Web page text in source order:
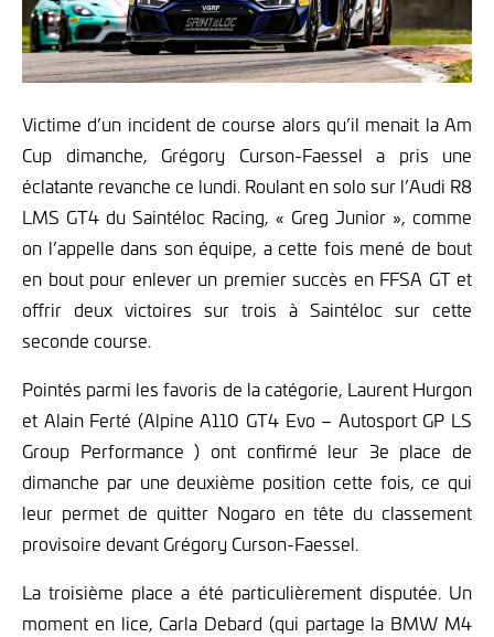
Victime d’un incident de course alors qu’il menait la Am
Cup dimanche, Grégory Curson-Faessel a pris une
éclatante revanche ce lundi. Roulant en solo sur l’Audi R8
LMS GT4 du Saintéloc Racing, « Greg Junior », comme
on l’appelle dans son équipe, a cette fois mené de bout
en bout pour enlever un premier succès en FFSA GT et
offrir deux victoires sur trois à Saintéloc sur cette
seconde course.
Pointés parmi les favoris de la catégorie, Laurent Hurgon
et Alain Ferté (Alpine A110 GT4 Evo – Autosport GP LS
Group Performance ) ont confirmé leur 3e place de
dimanche par une deuxième position cette fois, ce qui
leur permet de quitter Nogaro en tête du classement
provisoire devant Grégory Curson-Faessel.
La troisième place a été particulièrement disputée. Un
moment en lice, Carla Debard (qui partage la BMW M4